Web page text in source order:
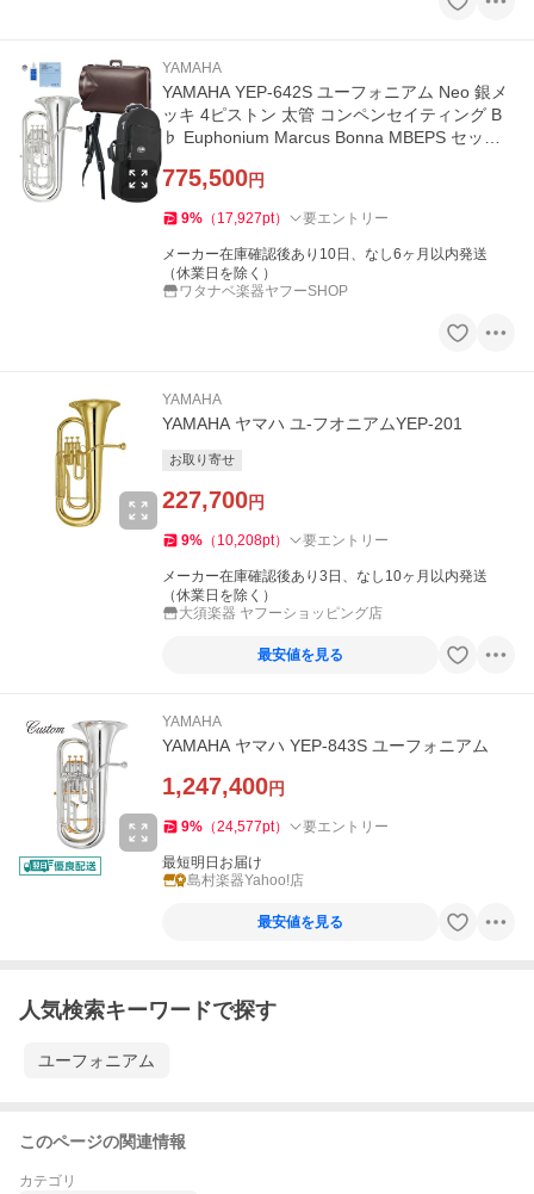
YAMAHA
YAMAHA YEP-642S ユーフォニアム Neo 銀メ
ッキ 4ピストン 太管 コンペンセイティング B
♭ Euphonium Marcus Bonna MBEPS セットI
775,500円
9% （ 17,927pt） 要エントリー
メーカー在庫確認後あり10日、なし6ヶ月以内発送
（休業日を除く）
ワタナベ楽器ヤフーSHOP
YAMAHA
YAMAHA ヤマハ ユ-フオニアムYEP-201
お取り寄せ
227,700円
9% （ 10,208pt） 要エントリー
メーカー在庫確認後あり3日、なし10ヶ月以内発送
（休業日を除く）
大須楽器 ヤフーショッピング店
最安値を見る
YAMAHA
YAMAHA ヤマハ YEP-843S ユーフォニアム
1,247,400円
9% （24,577pt） 要エントリー
最短明日お届け
島村楽器Yahoo!店
最安値を見る
人気検索キーワードで探す
ユーフォニアム
このページの関連情報
カテゴリ